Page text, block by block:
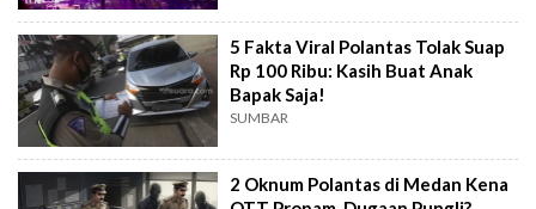
5 Fakta Viral Polantas Tolak Suap
Rp 100 Ribu: Kasih Buat Anak
Bapak Saja!
SUMBAR
2 Oknum Polantas di Medan Kena